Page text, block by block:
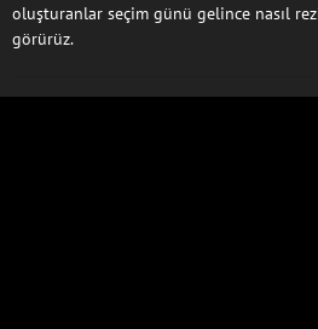
oluşturanlar seçim günü gelince nasıl
görürüz.